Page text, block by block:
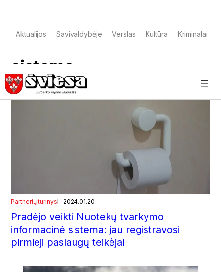
Aktualijos Savivaldybėje Verslas Kultūra Kriminalai
sistema
Partnerių turinys 2024.01.20
Pradėjo veikti Nuotekų tvarkymo
informacinė sistema: jau registravosi
pirmieji paslaugų teikėjai